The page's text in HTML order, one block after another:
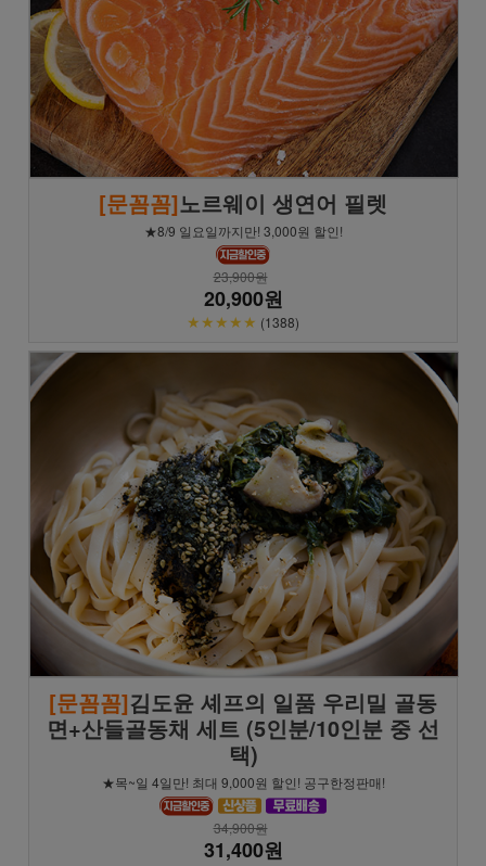
[문꼼꼼]노르웨이 생연어 필렛
★8/9 일요일까지만! 3,000원 할인!
23,900원
20,900원
★★★★★ (1388)
[문꼼꼼]김도윤 셰프의 일품 우리밀 골동
면+산들골동채 세트 (5인분/10인분 중 선
택)
★목~일 4일만! 최대 9,000원 할인! 공구한정판매!
34,900원
31,400원